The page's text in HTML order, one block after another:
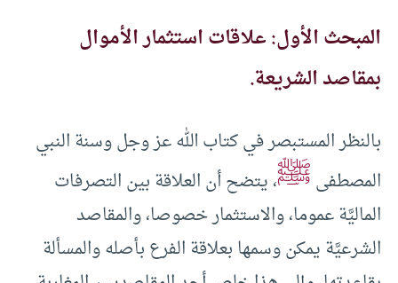
المبحث الأول: علاقات استثمار الأموال
بمقاصد الشريعة.
بالنظر المستبصر في كتاب الله عز وجل وسنة النبي
المصطفىﷺ، يتضح أن العلاقة بين التصرفات
الماليَّة عموما، والاستثمار خصوصا، والمقاصد
الشرعيَّة يمكن وسمها بعلاقة الفرع بأصله والمسألة